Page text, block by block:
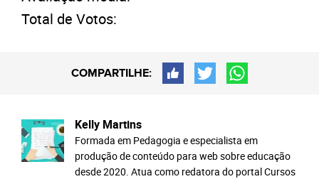
Total de Votos:
COMPARTILHE:
Kelly Martins
Formada em Pedagogia e especialista em
produção de conteúdo para web sobre educação
desde 2020. Atua como redatora do portal Cursos